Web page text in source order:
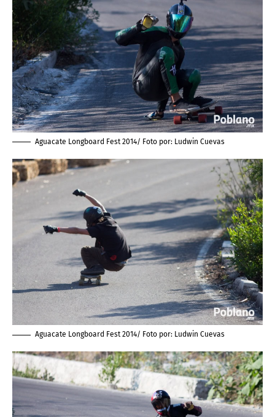
Aguacate Longboard Fest 2014/ Foto por: Ludwin Cuevas
Aguacate Longboard Fest 2014/ Foto por: Ludwin Cuevas